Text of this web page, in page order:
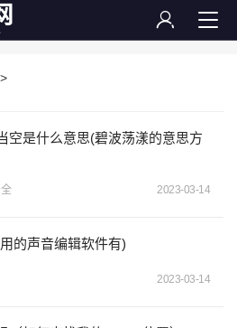
>
空是什么意思(碧波荡漾的意思方
2023-03-14
的声音编辑软件有)
2023-03-14